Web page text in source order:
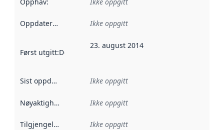
Oppdateringsfrekvens :
Ikke oppgitt
Først utgitt:Denne datoen sier når dataene i dette
23. august 2014
Sist oppdatert Ikke oppgitt
Nøyaktighet Ikke oppgitt
Tilgjengelighet Ikke oppgitt